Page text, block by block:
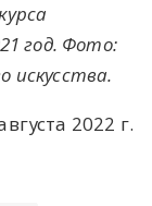
год. Фото:
искусства.
2022 г.